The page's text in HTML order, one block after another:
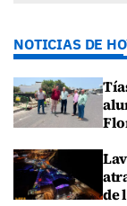
NOTICIAS DE
de